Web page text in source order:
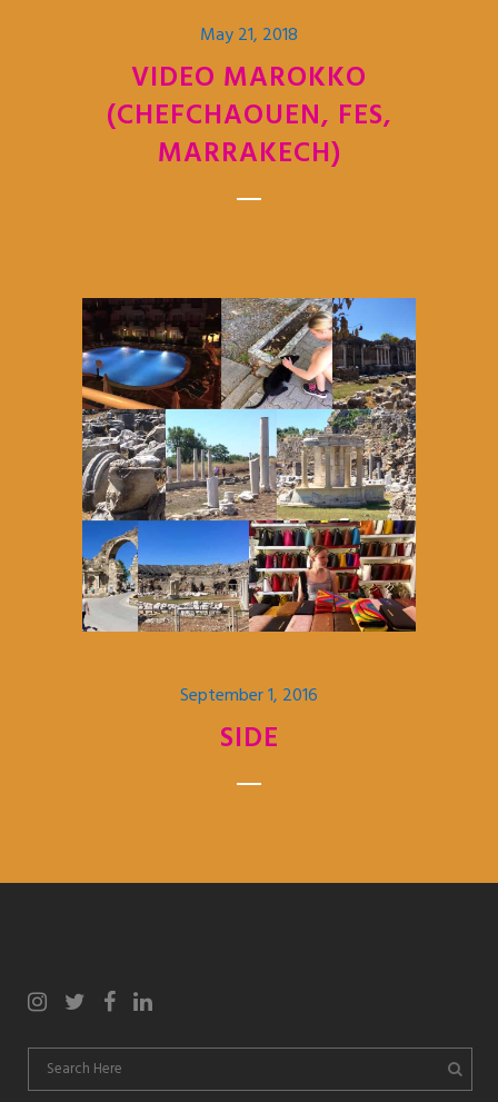
May 21, 2018
VIDEO MAROKKO
(CHEFCHAOUEN, FES,
MARRAKECH)
September 1, 2016
SIDE